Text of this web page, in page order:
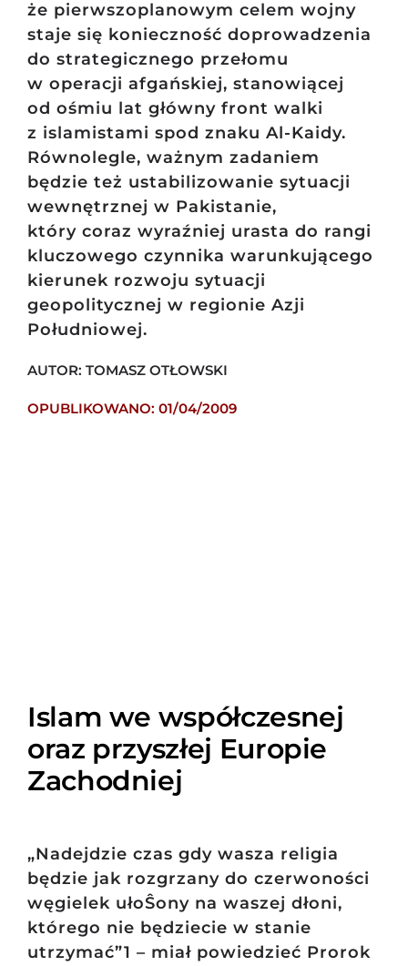
że pierwszoplanowym celem wojny
staje się konieczność doprowadzenia
do strategicznego przełomu
w operacji afgańskiej, stanowiącej
od ośmiu lat główny front walki
z islamistami spod znaku Al-Kaidy.
Równolegle, ważnym zadaniem
będzie też ustabilizowanie sytuacji
wewnętrznej w Pakistanie,
który coraz wyraźniej urasta do rangi
kluczowego czynnika warunkującego
kierunek rozwoju sytuacji
geopolitycznej w regionie Azji
Południowej.
AUTOR: TOMASZ OTŁOWSKI
OPUBLIKOWANO: 01/04/2009
Islam we współczesnej
oraz przyszłej Europie
Zachodniej
„Nadejdzie czas gdy wasza religia
będzie jak rozgrzany do czerwoności
węgielek ułoŜony na waszej dłoni,
którego nie będziecie w stanie
utrzymać”1 – miał powiedzieć Prorok